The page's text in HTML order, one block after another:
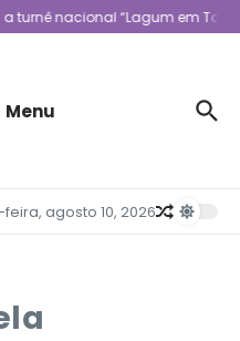
turnê nacional “Lagum em Todo
Menu
agosto 10, 2026